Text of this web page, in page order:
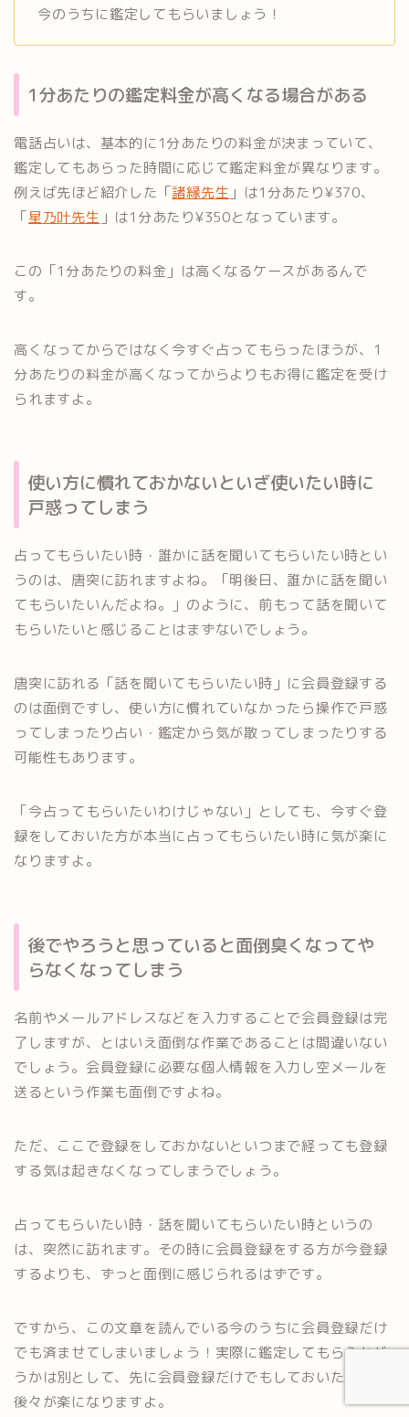
今のうちに鑑定してもらいましょう！
1分あたりの鑑定料金が高くなる場合がある
電話占いは、基本的に1分あたりの料金が決まっていて、
鑑定してもあらった時間に応じて鑑定料金が異なります。
例えば先ほど紹介した「諸縁先生 」は1分あたり¥370、
「星乃叶先生 」は1分あたり¥350となっています。
この「1分あたりの料金」は高くなるケースがあるんで
す。
高くなってからではなく今すぐ占ってもらったほうが、1
分あたりの料金が高くなってからよりもお得に鑑定を受け
られますよ。
使い方に慣れておかないといざ使いたい時に
戸惑ってしまう
占ってもらいたい時・誰かに話を聞いてもらいたい時とい
うのは、唐突に訪れますよね。「明後日、誰かに話を聞い
てもらいたいんだよね。」のように、前もって話を聞いて
もらいたいと感じることはまずないでしょう。
唐突に訪れる「話を聞いてもらいたい時」に会員登録する
のは面倒ですし、使い方に慣れていなかったら操作で戸惑
ってしまったり占い・鑑定から気が散ってしまったりする
可能性もあります。
「今占ってもらいたいわけじゃない」としても、今すぐ登
録をしておいた方が本当に占ってもらいたい時に気が楽に
なりますよ。
後でやろうと思っていると面倒臭くなってや
らなくなってしまう
名前やメールアドレスなどを入力することで会員登録は完
了しますが、とはいえ面倒な作業であることは間違いない
でしょう。会員登録に必要な個人情報を入力し空メールを
送るという作業も面倒ですよね。
ただ、ここで登録をしておかないといつまで経っても登録
する気は起きなくなってしまうでしょう。
占ってもらいたい時・話を聞いてもらいたい時というの
は、突然に訪れます。その時に会員登録をする方が今登録
するよりも、ずっと面倒に感じられるはずです。
ですから、この文章を読んでいる今のうちに会員登録だけ
でも済ませてしまいましょう！実際に鑑定してもらうかど
うかは別として、先に会員登録だけでもしておいた方が
後々が楽になりますよ。